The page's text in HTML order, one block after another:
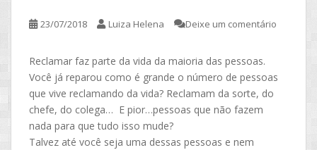
23/07/2018 Luiza Helena Deixe um comentário
Reclamar faz parte da vida da maioria das pessoas.
Você já reparou como é grande o número de pessoas
que vive reclamando da vida? Reclamam da sorte, do
chefe, do colega… E pior…pessoas que não fazem
nada para que tudo isso mude?
Talvez até você seja uma dessas pessoas e nem